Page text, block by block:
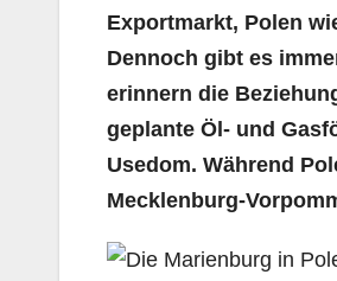
Exportmarkt, Polen
Dennoch gibt es
erinnern die
geplante Öl- und
Usedom. Während
Mecklenburg-